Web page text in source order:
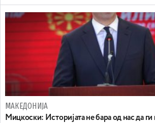
МАКЕДОНИЈА
Мицкоски: Историјата не бара од нас да